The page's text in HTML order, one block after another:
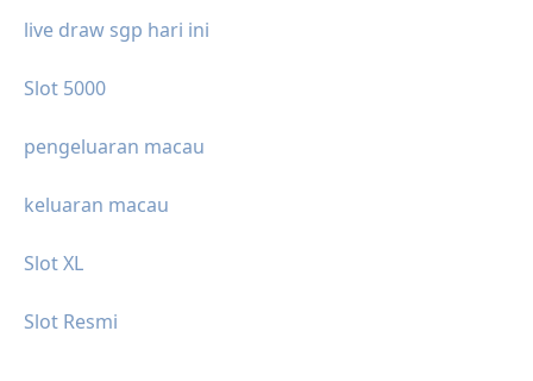
live draw sgp hari ini
Slot 5000
pengeluaran macau
keluaran macau
Slot XL
Slot Resmi